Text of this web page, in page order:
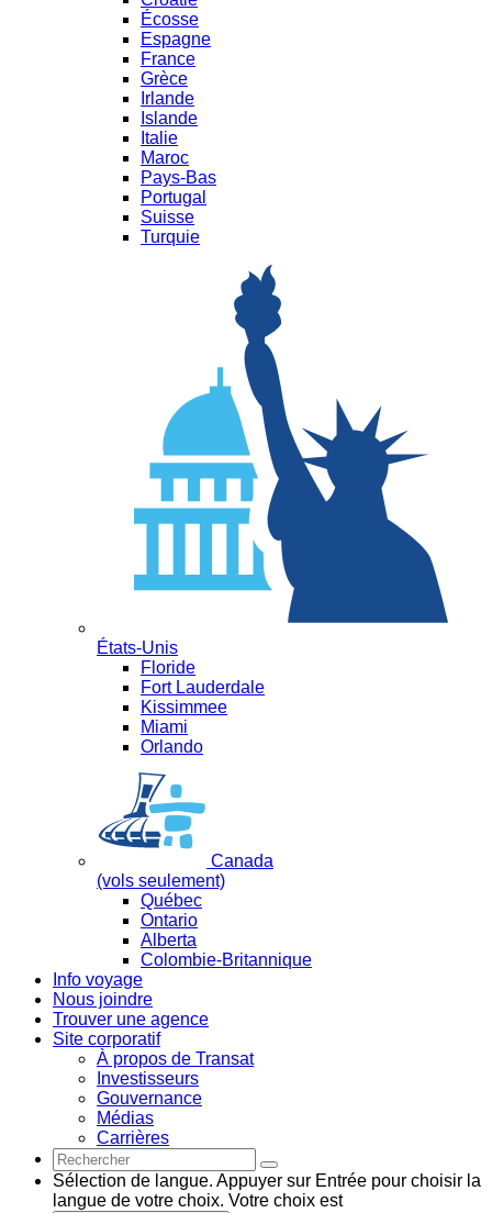
Écosse
Espagne
France
Grèce
Irlande
Islande
Italie
Maroc
Pays-Bas
Portugal
Suisse
Turquie
États-Unis
Floride
Fort Lauderdale
Kissimmee
Miami
Orlando
Canada
(vols seulement)
Québec
Ontario
Alberta
Colombie-Britannique
Info voyage
Nous joindre
Trouver une agence
Site corporatif
À propos de Transat
Investisseurs
Gouvernance
Médias
Carrières
Sélection de langue. Appuyer sur Entrée pour choisir la
langue de votre choix. Votre choix est